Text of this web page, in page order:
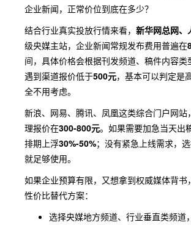
企业新闻，正常价位到底在多少？
结合行业真实投放行情来看， 新华网总网、
级央媒主站，企业新闻常规发布费用普遍在
间，具体价格会根据刊发频道、稿件内容
遇到渠道报价低于500元，基本可以判定是
全不用考虑。
新浪、网易、腾讯、凤凰这类综合门户网站
理报价在300-800元。如果需要加急当天出
排期上浮30%-50%；没有紧急上线需求，
就足够使用。
如果企业预算有限，又想拿到权威媒体背书
性价比替代方案：
选择央媒地方频道、行业垂直类频道